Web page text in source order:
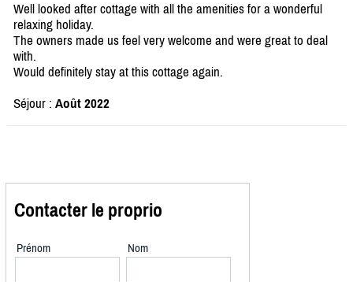
Well looked after cottage with all the amenities for a wonderful
relaxing holiday.
The owners made us feel very welcome and were great to deal
with.
Would definitely stay at this cottage again.
Séjour : Août 2022
Contacter le proprio
Prénom Nom